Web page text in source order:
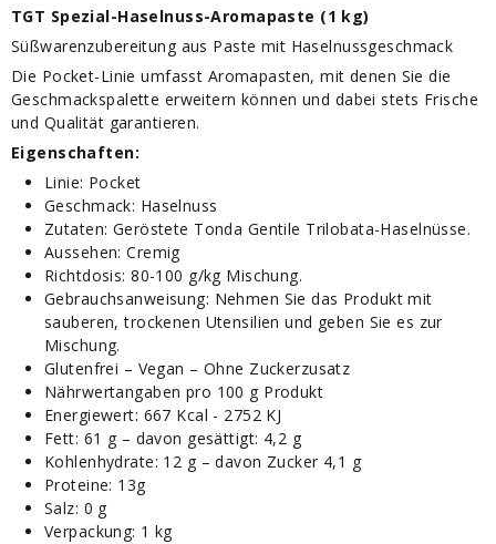
TGT Spezial-Haselnuss-Aromapaste (1 kg)
Süßwarenzubereitung aus Paste mit Haselnussgeschmack
Die Pocket-Linie umfasst Aromapasten, mit denen Sie die
Geschmackspalette erweitern können und dabei stets Frische
und Qualität garantieren.
Eigenschaften:
Linie: Pocket
Geschmack: Haselnuss
Zutaten: Geröstete Tonda Gentile Trilobata-Haselnüsse.
Aussehen: Cremig
Richtdosis: 80-100 g/kg Mischung.
Gebrauchsanweisung: Nehmen Sie das Produkt mit
sauberen, trockenen Utensilien und geben Sie es zur
Mischung.
Glutenfrei – Vegan – Ohne Zuckerzusatz
Nährwertangaben pro 100 g Produkt
Energiewert: 667 Kcal - 2752 KJ
Fett: 61 g – davon gesättigt: 4,2 g
Kohlenhydrate: 12 g – davon Zucker 4,1 g
Proteine: 13g
Salz: 0 g
Verpackung: 1 kg